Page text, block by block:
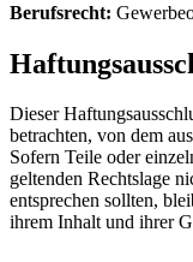
Berufsrecht:
Dieser
betrachten, von dem
Sofern Teile oder
geltenden Rechtslage
entsprechen sollten,
ihrem Inhalt und ihrer